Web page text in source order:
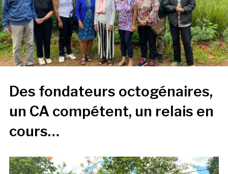
Des fondateurs octogénaires,
un CA compétent, un relais en
cours…